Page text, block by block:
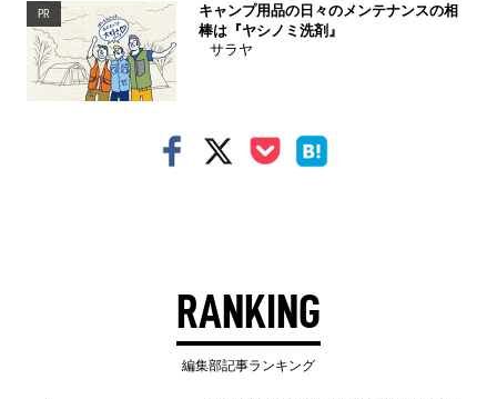
PR
キャンプ用品の日々のメンテナンスの相
棒は『ヤシノミ洗剤』
サラヤ
RANKING
編集部記事ランキング